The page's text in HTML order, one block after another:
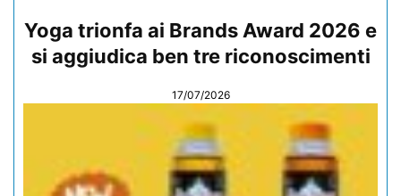
Yoga trionfa ai Brands Award 2026 e
si aggiudica ben tre riconoscimenti
17/07/2026